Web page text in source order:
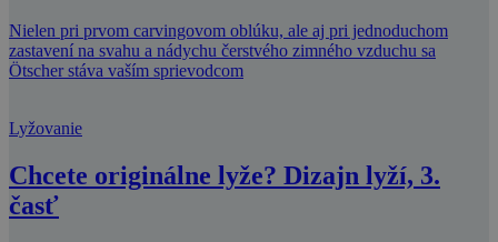
Nielen pri prvom carvingovom oblúku, ale aj pri jednoduchom
zastavení na svahu a nádychu čerstvého zimného vzduchu sa
Ötscher stáva vaším sprievodcom
Lyžovanie
Chcete originálne lyže? Dizajn lyží, 3.
časť